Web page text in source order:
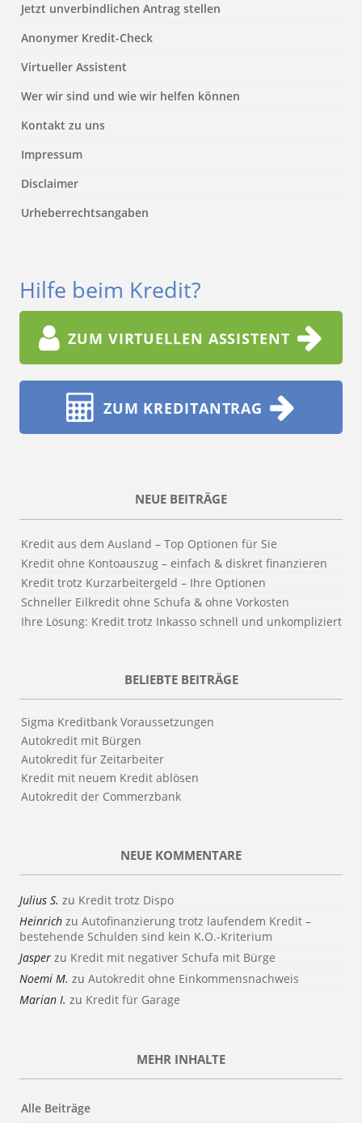
Jetzt unverbindlichen Antrag stellen
Anonymer Kredit-Check
Virtueller Assistent
Wer wir sind und wie wir helfen können
Kontakt zu uns
Impressum
Disclaimer
Urheberrechtsangaben
Hilfe beim Kredit?
ZUM VIRTUELLEN ASSISTENT
ZUM KREDITANTRAG
NEUE BEITRÄGE
Kredit aus dem Ausland – Top Optionen für Sie
Kredit ohne Kontoauszug – einfach & diskret finanzieren
Kredit trotz Kurzarbeitergeld – Ihre Optionen
Schneller Eilkredit ohne Schufa & ohne Vorkosten
Ihre Lösung: Kredit trotz Inkasso schnell und unkompliziert
BELIEBTE BEITRÄGE
Sigma Kreditbank Voraussetzungen
Autokredit mit Bürgen
Autokredit für Zeitarbeiter
Kredit mit neuem Kredit ablösen
Autokredit der Commerzbank
NEUE KOMMENTARE
Julius S. zu Kredit trotz Dispo
Heinrich zu Autofinanzierung trotz laufendem Kredit –
bestehende Schulden sind kein K.O.-Kriterium
Jasper zu Kredit mit negativer Schufa mit Bürge
Noemi M. zu Autokredit ohne Einkommensnachweis
Marian I. zu Kredit für Garage
MEHR INHALTE
Alle Beiträge